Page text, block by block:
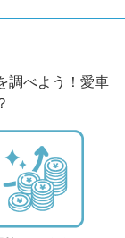
調べよう！愛車